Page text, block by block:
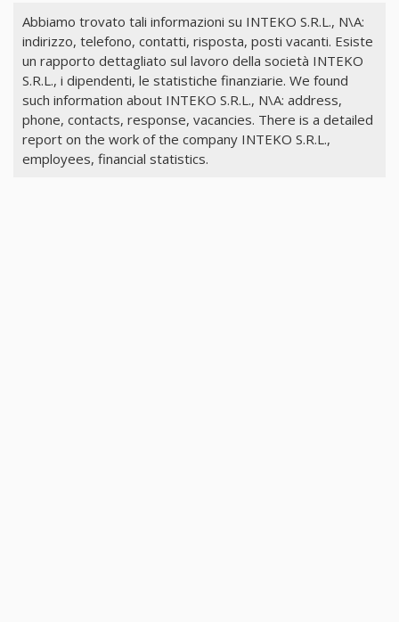
Abbiamo trovato tali informazioni su INTEKO S.R.L., N\A:
indirizzo, telefono, contatti, risposta, posti vacanti. Esiste
un rapporto dettagliato sul lavoro della società INTEKO
S.R.L., i dipendenti, le statistiche finanziarie. We found
such information about INTEKO S.R.L., N\A: address,
phone, contacts, response, vacancies. There is a detailed
report on the work of the company INTEKO S.R.L.,
employees, financial statistics.